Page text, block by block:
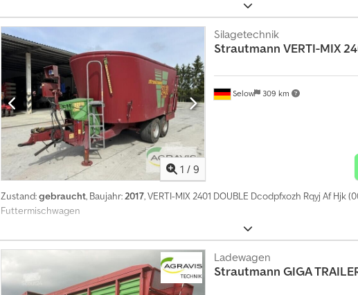
1 / 9
Selow 309 km
Silagetechnik
Strautmann VERTI-MIX
Zustand:gebraucht, Baujahr: 2017, VERTI-MIX 2401 DOUBLE Dcodpfxozh Rqyj Af Hjk
Futtermischwagen
Ladewagen
Strautmann GIGA